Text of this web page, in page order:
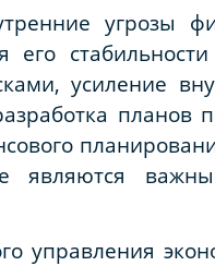
угрозы
его
усиление
планов
являются
управления